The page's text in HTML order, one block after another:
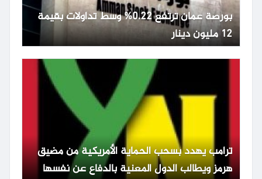
بورصة عمان ترتفع 0.22% وسط تداولات بقيمة
12 مليون دينار
ترامب يهدد بسحب الحماية الأمريكية من مضيق
هرمز ويطالب الدول المعنية بالدفاع عن نفسها